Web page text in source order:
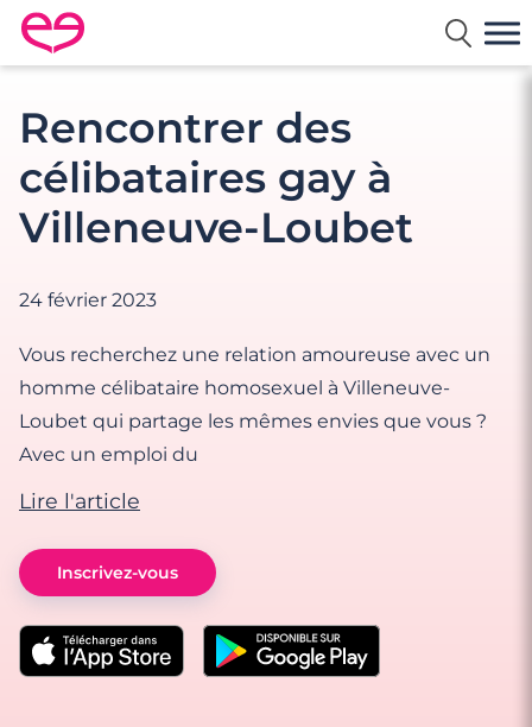
Rencontre en France avec Meetic
Rencontrer des
célibataires gay à
Villeneuve-Loubet
24 février 2023
Vous recherchez une relation amoureuse avec un
homme célibataire homosexuel à Villeneuve-
Loubet qui partage les mêmes envies que vous ?
Avec un emploi du
Lire l'article
Inscrivez-vous